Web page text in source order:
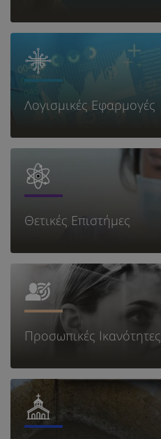
Λογισμικές Εφαρμογές
Θετικές Επιστήμες
Προσωπικές Ικανότητες